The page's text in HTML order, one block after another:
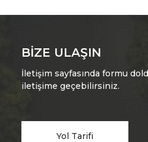
BIZE ULAŞIN
İletişim sayfasında formu
iletişime geçebilirsiniz.
Yol Tarifi